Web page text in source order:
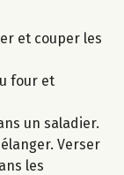
et couper les
four et
un saladier.
Verser
les